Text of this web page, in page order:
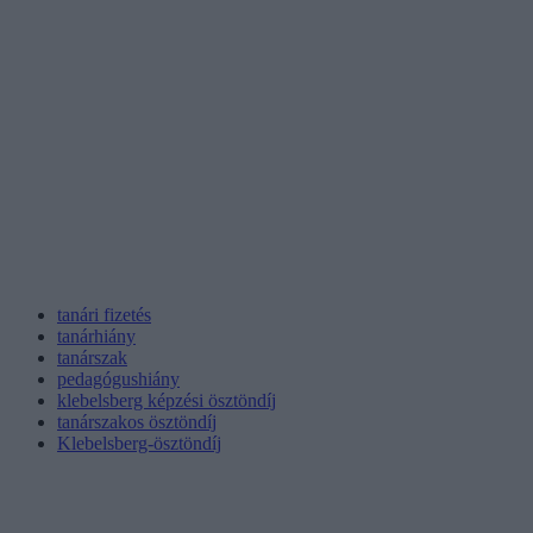
tanári fizetés
tanárhiány
tanárszak
pedagógushiány
klebelsberg képzési ösztöndíj
tanárszakos ösztöndíj
Klebelsberg-ösztöndíj